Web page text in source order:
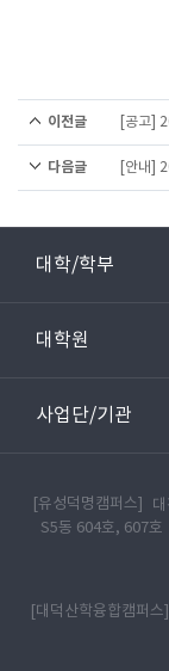
이전글 [공고]
다음글 [안내]
대학/학부
대학원
사업단/기관
[유성덕명캠퍼스]
S5동 604호, 607호
[대덕산학융합캠퍼스]